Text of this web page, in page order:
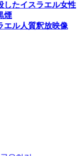
したイスラエル女性
煙
エル人質釈放映像